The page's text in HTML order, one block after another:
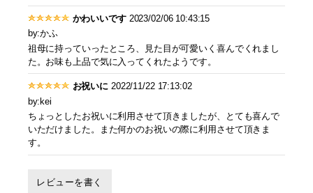
かわいいです2023/02/06 10:43:15
by:かふ
祖母に持っていったところ、見た目が可愛いく喜んでくれまし
た。お味も上品で気に入ってくれたようです。
お祝いに 2022/11/22 17:13:02
by:kei
ちょっとしたお祝いに利用させて頂きましたが、とても喜んで
いただけました。また何かのお祝いの際に利用させて頂きま
す。
レビューを書く